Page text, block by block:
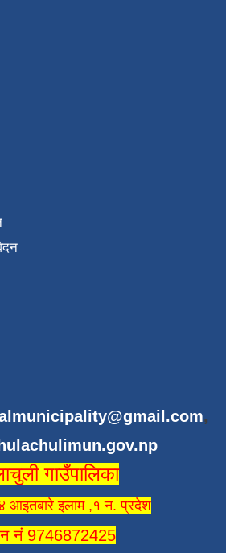
,
गाउँपालिका
आइतबारे इलाम ,१ न. प्रदेश
नं 9746872425